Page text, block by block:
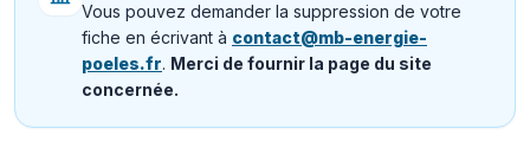
Vous pouvez demander la suppression de votre
fiche en écrivant à contact@mb-energie-
poeles.fr. Merci de fournir la page du site
concernée.